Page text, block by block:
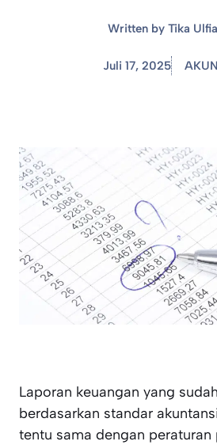
Written by Tika
Juli 17, 2025
Laporan keuangan yang
berdasarkan standar
tentu sama dengan peraturan